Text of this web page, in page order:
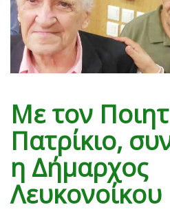
Με τον
Πατρίκιο,
η Δήμαρχος
Λευκονοίκου